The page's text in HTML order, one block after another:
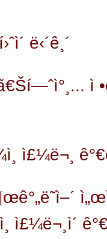
ë‹´ê¸´
ì
ì£¼ë¬¸
ì„œì
ì£¼ë¬¸ì´